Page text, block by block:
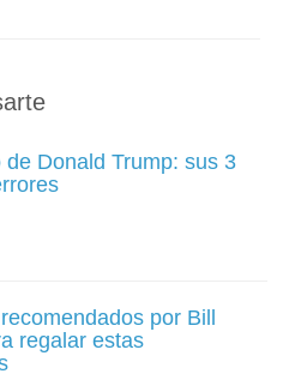
de Donald Trump: sus 3
por Bill
regalar estas